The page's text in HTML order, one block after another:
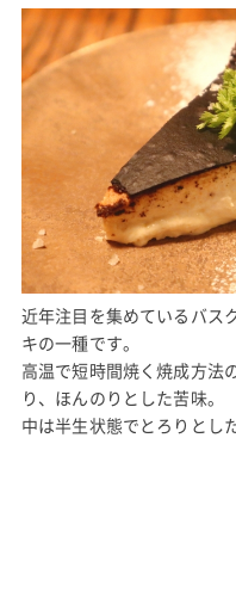
近年注目を集めているバス
キの一種です。
高温で短時間焼く焼成方法
り、ほんのりとした苦味。
中は半生状態でとろりとし